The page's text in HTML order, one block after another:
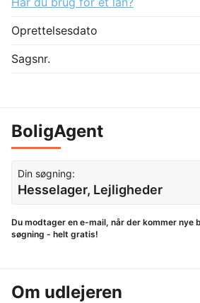
Oprettelsesdato
Sagsnr.
BoligAgent
Din søgning:
Hesselager, Lejligheder
Du modtager en e-mail, når der kommer nye
søgning - helt gratis!
Om udlejeren